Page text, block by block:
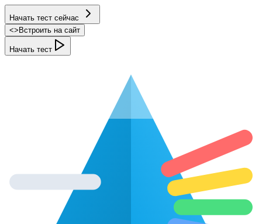
Начать тест сейчас
<> Встроить на сайт
Начать тест